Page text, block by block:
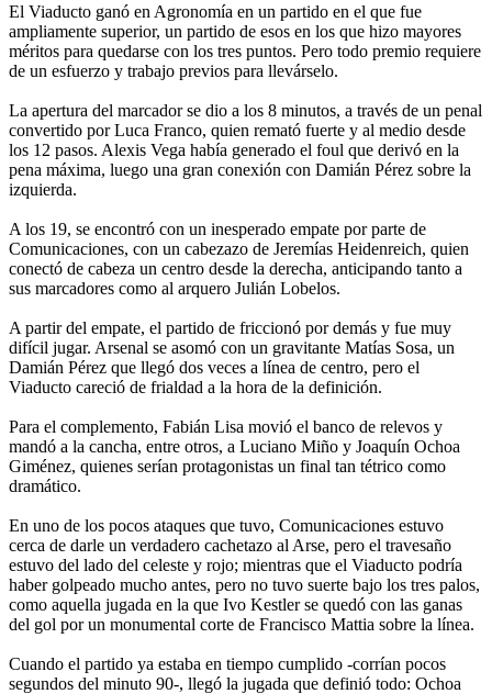
El Viaducto ganó en Agronomía en un partido en el que fue
ampliamente superior, un partido de esos en los que hizo mayores
méritos para quedarse con los tres puntos. Pero todo premio requiere
de un esfuerzo y trabajo previos para llevárselo.
La apertura del marcador se dio a los 8 minutos, a través de un penal
convertido por Luca Franco, quien remató fuerte y al medio desde
los 12 pasos. Alexis Vega había generado el foul que derivó en la
pena máxima, luego una gran conexión con Damián Pérez sobre la
izquierda.
A los 19, se encontró con un inesperado empate por parte de
Comunicaciones, con un cabezazo de Jeremías Heidenreich, quien
conectó de cabeza un centro desde la derecha, anticipando tanto a
sus marcadores como al arquero Julián Lobelos.
A partir del empate, el partido de friccionó por demás y fue muy
difícil jugar. Arsenal se asomó con un gravitante Matías Sosa, un
Damián Pérez que llegó dos veces a línea de centro, pero el
Viaducto careció de frialdad a la hora de la definición.
Para el complemento, Fabián Lisa movió el banco de relevos y
mandó a la cancha, entre otros, a Luciano Miño y Joaquín Ochoa
Giménez, quienes serían protagonistas un final tan tétrico como
dramático.
En uno de los pocos ataques que tuvo, Comunicaciones estuvo
cerca de darle un verdadero cachetazo al Arse, pero el travesaño
estuvo del lado del celeste y rojo; mientras que el Viaducto podría
haber golpeado mucho antes, pero no tuvo suerte bajo los tres palos,
como aquella jugada en la que Ivo Kestler se quedó con las ganas
del gol por un monumental corte de Francisco Mattia sobre la línea.
Cuando el partido ya estaba en tiempo cumplido -corrían pocos
segundos del minuto 90-, llegó la jugada que definió todo: Ochoa